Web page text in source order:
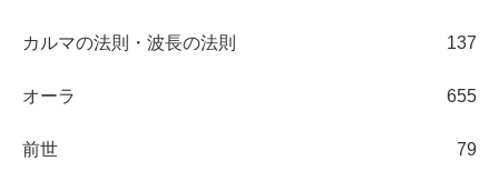
カルマの法則・波長の法則 137
オーラ 655
前世 79